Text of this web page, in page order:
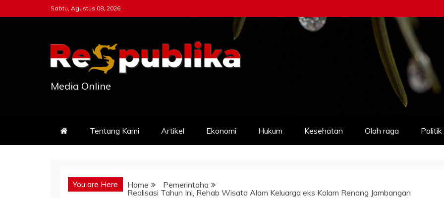
to
Sabtu, Agustus 08, 2026
Media Online
Tentang Kami Artikel Ekonomi Hukum Kesehatan Olah raga Politik
You are Here Home
Pemerintaha
Realisasi Tahun Ini, Rehab Wisata Alam Keluarga eks Kolam Renang Jambangan